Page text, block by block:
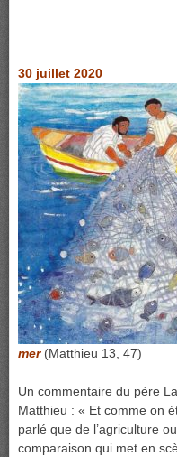
30 juillet 2020
mer(Matthieu 13, 47)
Un commentaire du père
Matthieu : « Et comme on
parlé que de l’agriculture
comparaison qui met en